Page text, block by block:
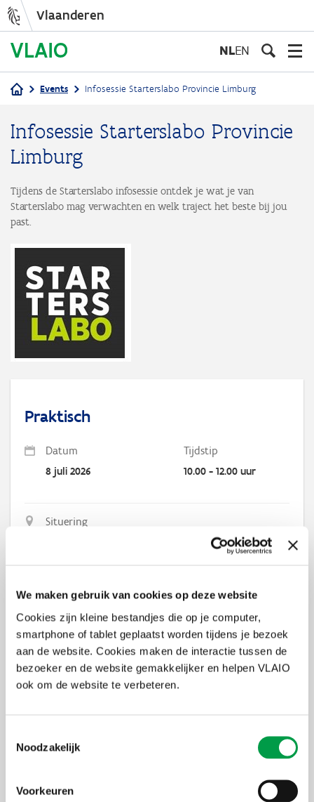
We maken gebruik van cookies op deze website
Cookies zijn kleine bestandjes die op je computer,
smartphone of tablet geplaatst worden tijdens je bezoek
aan de website. Cookies maken de interactie tussen de
bezoeker en de website gemakkelijker en helpen VLAIO
ook om de website te verbeteren.
Noodzakelijk
Voorkeuren
Vlaanderen
NLEN
Events Infosessie Starterslabo Provincie Limburg
Infosessie Starterslabo Provincie
Limburg
Tijdens de Starterslabo infosessie ontdek je wat je van
Starterslabo mag verwachten en welk traject het beste bij jou
past.
Praktisch
Datum Tijdstip
8 juli 2026 10.00 - 12.00 uur
Situering
Starterslabo.
Labo: traject van maximaal 18 maanden
Jumpstarters : begeleiding tijdens de opstart van je zaak
Persoonlijke en ongedwongen aanpak
Persoonlijke individuele coaching & advies